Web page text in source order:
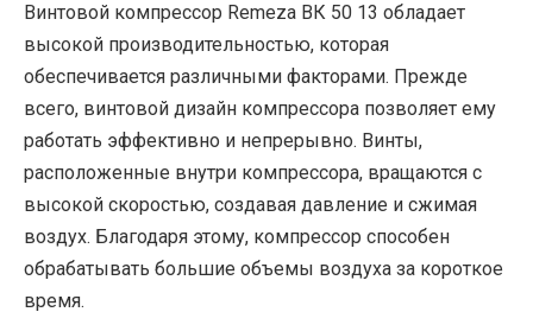
Винтовой компрессор Remeza ВК 50 13 обладает
высокой производительностью, которая
обеспечивается различными факторами. Прежде
всего, винтовой дизайн компрессора позволяет ему
работать эффективно и непрерывно. Винты,
расположенные внутри компрессора, вращаются с
высокой скоростью, создавая давление и сжимая
воздух. Благодаря этому, компрессор способен
обрабатывать большие объемы воздуха за короткое
время.